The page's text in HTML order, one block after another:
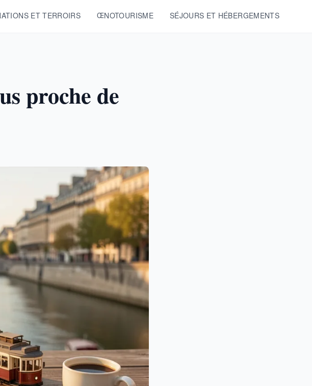
ET TERROIRS ŒNOTOURISME SÉJOURS ET HÉBERGEMENTS
proche de